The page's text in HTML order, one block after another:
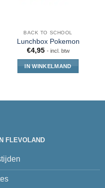
BACK TO SCHOOL
Lunchbox Pokemon
€4,95 - incl. btw
IN WINKELMAND
FLEVOLAND